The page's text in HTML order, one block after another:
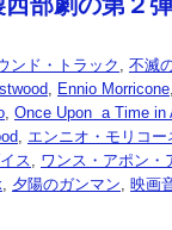
ンド・トラック , 不滅
, Ennio Morricone,
, Once Upon a Time in
, エンニオ・モリコー
ス, ワンス・アポン・
, 夕陽のガンマン, 映画